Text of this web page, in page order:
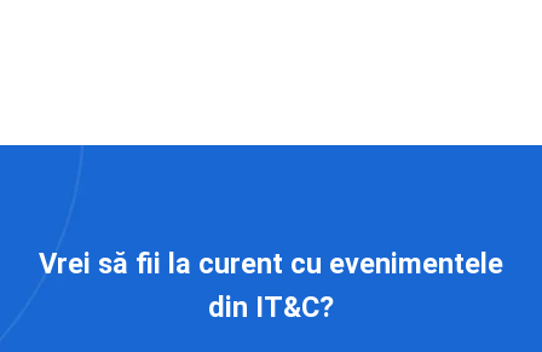
Vrei să fii la curent cu evenimentele
din IT&C?